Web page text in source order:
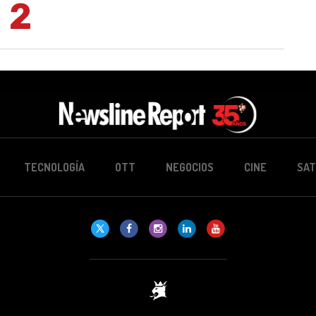
2
TECNOLOGÍA OTT NEGOCIOS CINE